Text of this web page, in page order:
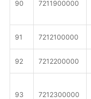
90 7211900000
91 7212100000
92 7212200000
93 7212300000